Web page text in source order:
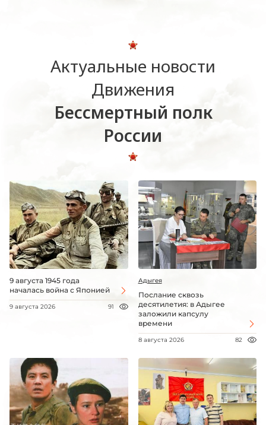
Актуальные новости
Движения
Бессмертный полк
России
9 августа 1945 года
началась война с Японией
9 августа 2026 91
Адыгея
Послание сквозь
десятилетия: в Адыгее
заложили капсулу
времени
8 августа 2026 82